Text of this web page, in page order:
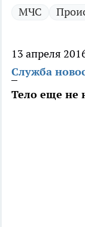
МЧС
13 апреля
Служба
Тело еще не